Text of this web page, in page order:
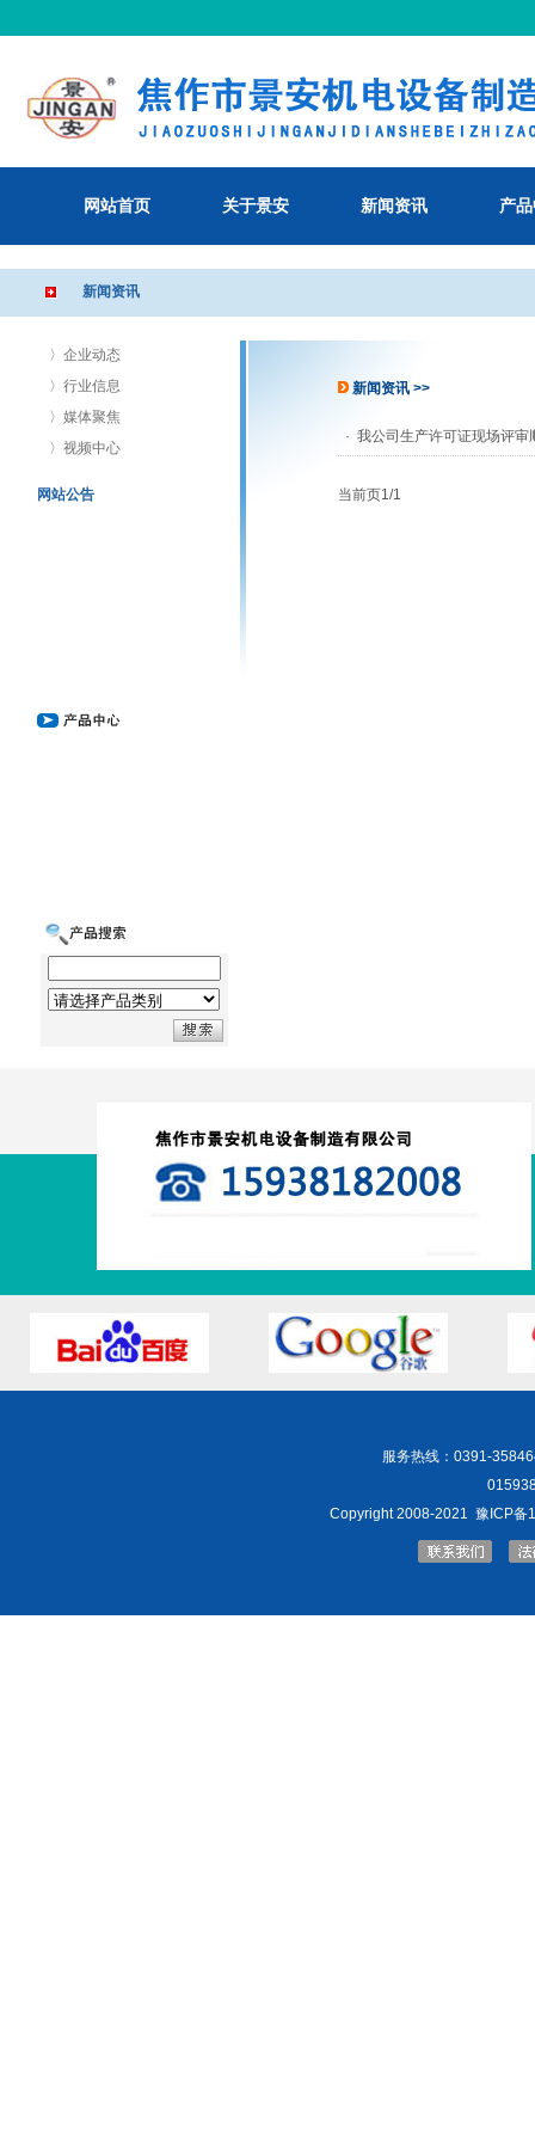
网站首页 关于景安 新闻资讯 产
新闻资讯
〉企业动态
〉行业信息
〉媒体聚焦
〉视频中心
网站公告
新闻资讯 >>
· 我公司生产许可证现场评审
当前页1/1
服务热线：0391-
Copyright 2008-2021豫ICP备